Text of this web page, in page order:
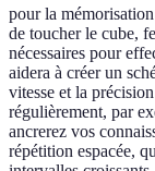
pour la
de toucher le cube,
nécessaires pour
aidera à créer un
vitesse et la
régulièrement, par
ancrerez vos
répétition espacée,